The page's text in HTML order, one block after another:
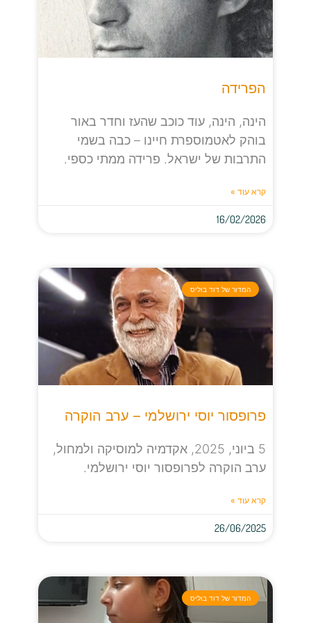
הפרידה
הינה, הינה, עוד כוכב שהעז וחדר באור
בוהק לאטמוספרת חיינו – כבה בשמי
התרבות של ישראל. פרידה ממתי כספי.
קרא עוד »
16/02/2026
המדור של דוד בוליס
פרופסור יוסי ירושלמי – ערב הוקרה
5 ביוני, 2025, אקדמיה למוסיקה ולמחול,
ערב הוקרה לפרופסור יוסי ירושלמי.
קרא עוד »
26/06/2025
המדור של דוד בוליס